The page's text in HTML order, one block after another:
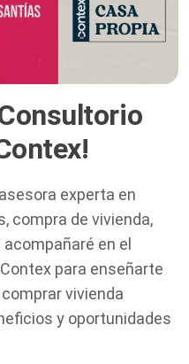
!
experta en
compra de vivienda,
en el
para enseñarte
vivienda
y oportunidades